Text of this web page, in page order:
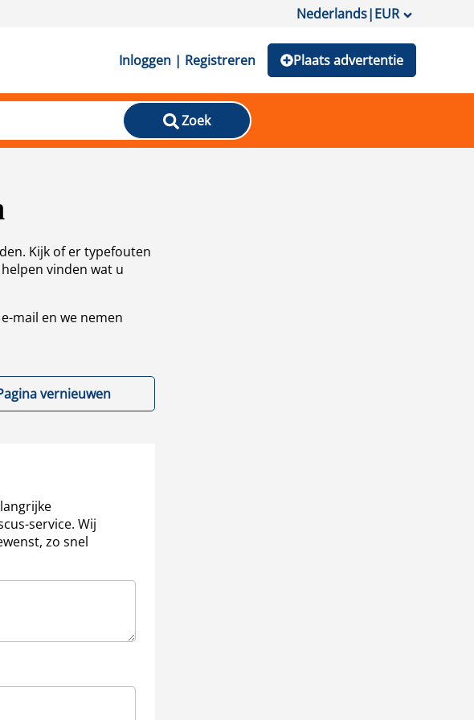
Nederlands|EUR
Inloggen | Registreren Plaats advertentie
Zoek
Kijk of er typefouten
vinden wat u
mail en we nemen
vernieuwen
service. Wij
zo snel